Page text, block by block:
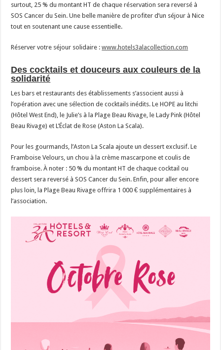
surtout, 25 % du montant HT de chaque réservation sera reversé à
SOS Cancer du Sein. Une belle manière de profiter d’un séjour à Nice
tout en soutenant une cause essentielle.
Réserver votre séjour solidaire :www.hotels3alacollection.com
Des cocktails et douceurs aux couleurs de la
solidarité
Les bars et restaurants des établissements s’associent aussi à
l’opération avec une sélection de cocktails inédits. Le HOPE au litchi
(Hôtel West End), le Julie’s à la Plage Beau Rivage, le Lady Pink (Hôtel
Beau Rivage) et L’Éclat de Rose (Aston La Scala).
Pour les gourmands, l’Aston La Scala ajoute un dessert exclusif. Le
Framboise Velours, un chou à la crème mascarpone et coulis de
framboise. À noter : 50 % du montant HT de chaque cocktail ou
dessert sera reversé à SOS Cancer du Sein. Enfin, pour aller encore
plus loin, la Plage Beau Rivage offrira 1 000 € supplémentaires à
l’association.